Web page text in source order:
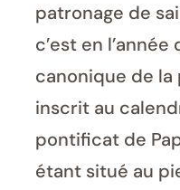
patronage de
c’est en l’année
canonique de la
inscrit au
pontificat de
étant situé au